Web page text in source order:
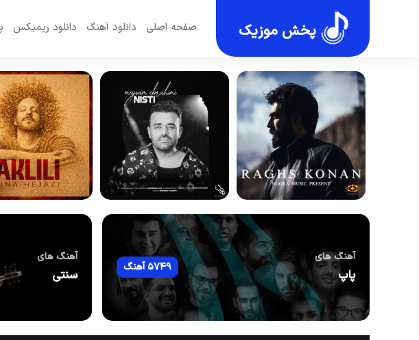
پخش موزیک صفحه اصلی دانلود آهنگ دانلود ریمیکس
آهنگ های
پاپ 5749 آهنگ
آهنگ های
سنتی